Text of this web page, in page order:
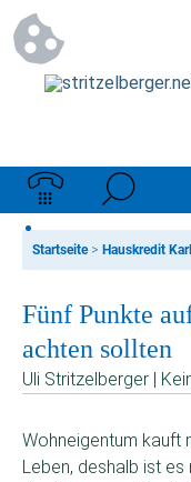
Startseite> Hauskredit
Fünf Punkte
achten sollten
Uli Stritzelberger |
Wohneigentum kauft
Leben, deshalb ist es